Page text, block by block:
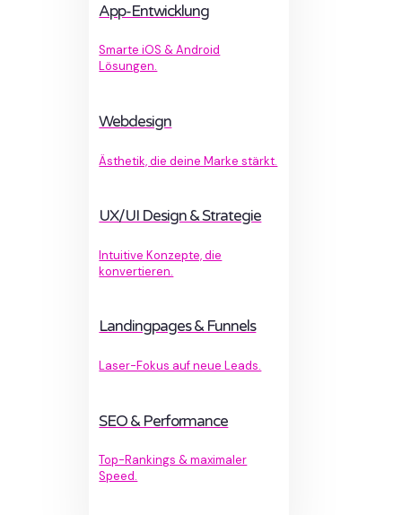
App-Entwicklung
Smarte iOS & Android
Lösungen.
Webdesign
Ästhetik, die deine Marke stärkt.
UX/UI Design & Strategie
Intuitive Konzepte, die
konvertieren.
Landingpages & Funnels
Laser-Fokus auf neue Leads.
SEO & Performance
Top-Rankings & maximaler
Speed.